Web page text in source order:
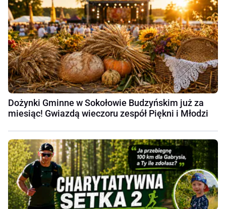
Dożynki Gminne w Sokołowie Budzyńskim już za
miesiąc! Gwiazdą wieczoru zespół Piękni i Młodzi